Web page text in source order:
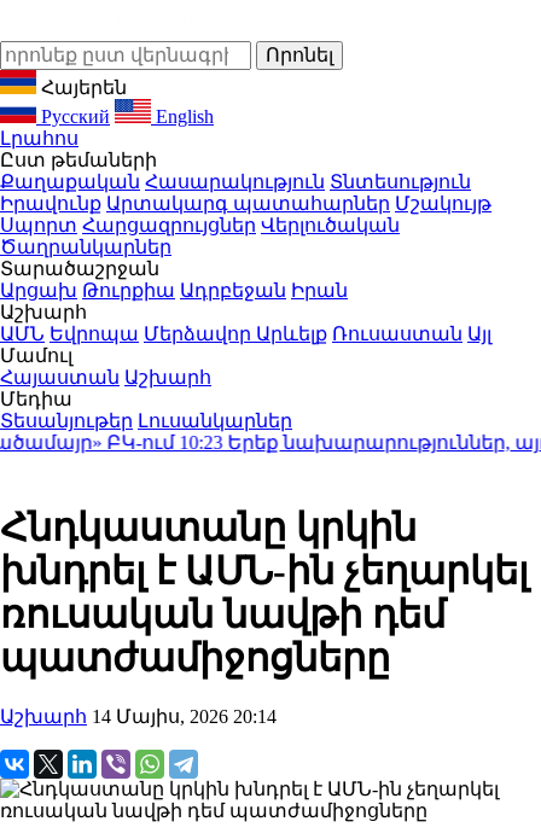
Հայերեն
Русский
English
Լրահոս
Ըստ թեմաների
Քաղաքական Հասարակություն Տնտեսություն
Իրավունք Արտակարգ պատահարներ Մշակույթ
Սպորտ Հարցազրույցներ Վերլուծական
Ծաղրանկարներ
Տարածաշրջան
Արցախ Թուրքիա Ադրբեջան Իրան
Աշխարհ
ԱՄՆ Եվրոպա Մերձավոր Արևելք Ռուսաստան Այլ
Մամուլ
Հայաստան Աշխարհ
Մեդիա
Տեսանյութեր Լուսանկարներ
ԲԿ-ում10:23Երեք նախարարություններ, այդ
Հնդկաստանը կրկին
խնդրել է ԱՄՆ-ին չեղարկել
ռուսական նավթի դեմ
պատժամիջոցները
Աշխարհ 14 Մայիս, 2026 20:14